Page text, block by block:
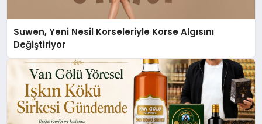
Suwen, Yeni Nesil Korseleriyle Korse Algısını
Değiştiriyor